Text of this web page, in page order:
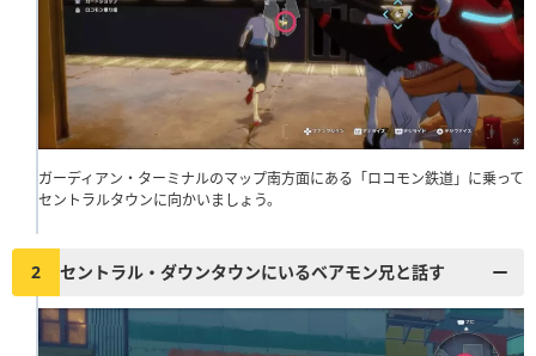
ガーディアン・ターミナルのマップ南方面にある「ロコモン鉄道」に乗って
セントラルタウンに向かいましょう。
2 セントラル・ダウンタウンにいるベアモン兄と話す